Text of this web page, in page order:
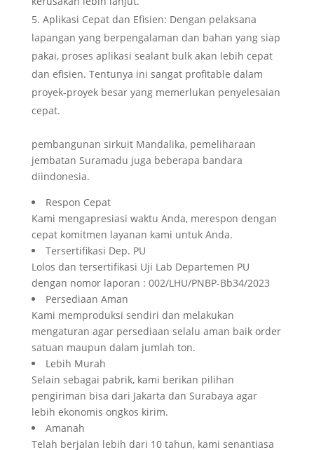
Aplikasi Cepat dan Efisien: Dengan pelaksana
lapangan yang berpengalaman dan bahan yang siap
pakai, proses aplikasi sealant bulk akan lebih cepat
dan efisien. Tentunya ini sangat profitable dalam
proyek-proyek besar yang memerlukan penyelesaian
cepat.
pembangunan sirkuit Mandalika, pemeliharaan
jembatan Suramadu juga beberapa bandara
diindonesia.
Respon Cepat
Kami mengapresiasi waktu Anda, merespon dengan
cepat komitmen layanan kami untuk Anda.
Tersertifikasi Dep. PU
Lolos dan tersertifikasi Uji Lab Departemen PU
dengan nomor laporan : 002/LHU/PNBP-Bb34/2023
Persediaan Aman
Kami memproduksi sendiri dan melakukan
mengaturan agar persediaan selalu aman baik order
satuan maupun dalam jumlah ton.
Lebih Murah
Selain sebagai pabrik, kami berikan pilihan
pengiriman bisa dari Jakarta dan Surabaya agar
lebih ekonomis ongkos kirim.
Amanah
Telah berjalan lebih dari 10 tahun, kami senantiasa